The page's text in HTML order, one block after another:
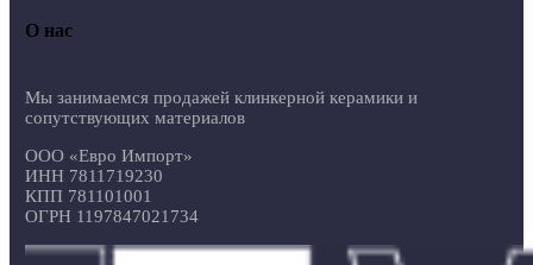
О нас
Мы занимаемся продажей клинкерной керамики и
сопутствующих материалов
ООО «Евро Импорт»
ИНН 7811719230
КПП 781101001
ОГРН 1197847021734